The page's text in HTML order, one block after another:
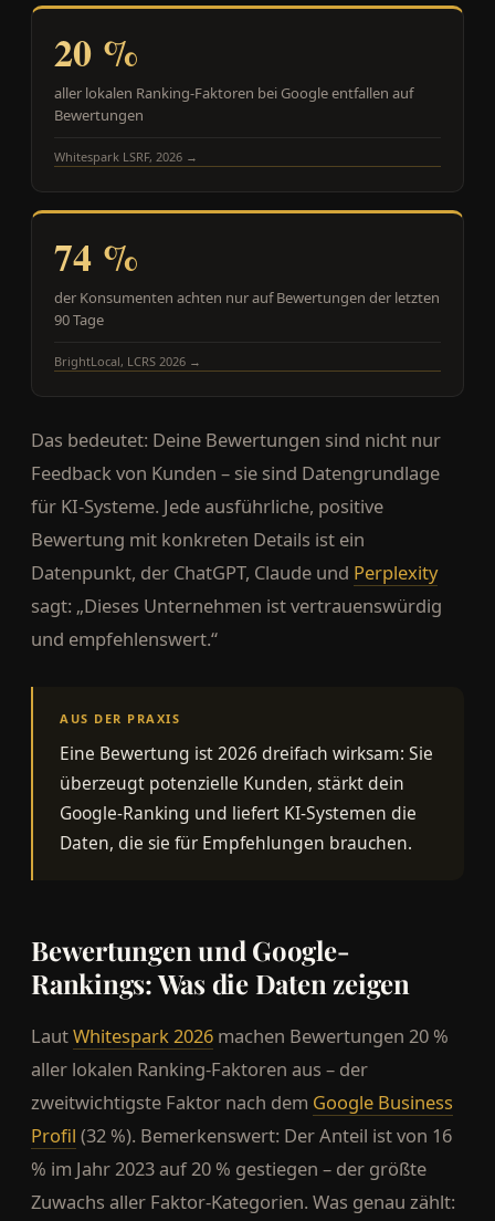
20 %
aller lokalen Ranking-Faktoren bei Google entfallen auf
Bewertungen
Whitespark LSRF, 2026 →
74 %
der Konsumenten achten nur auf Bewertungen der letzten
90 Tage
BrightLocal, LCRS 2026 →
Das bedeutet: Deine Bewertungen sind nicht nur
Feedback von Kunden – sie sind Datengrundlage
für KI-Systeme. Jede ausführliche, positive
Bewertung mit konkreten Details ist ein
Datenpunkt, der ChatGPT, Claude und Perplexity
sagt: „Dieses Unternehmen ist vertrauenswürdig
und empfehlenswert.“
AUS DER PRAXIS
Eine Bewertung ist 2026 dreifach wirksam: Sie
überzeugt potenzielle Kunden, stärkt dein
Google-Ranking und liefert KI-Systemen die
Daten, die sie für Empfehlungen brauchen.
Bewertungen und Google-
Rankings: Was die Daten zeigen
LautWhitespark 2026 machen Bewertungen 20 %
aller lokalen Ranking-Faktoren aus – der
zweitwichtigste Faktor nach dem Google Business
Profil (32 %). Bemerkenswert: Der Anteil ist von 16
% im Jahr 2023 auf 20 % gestiegen – der größte
Zuwachs aller Faktor-Kategorien. Was genau zählt: